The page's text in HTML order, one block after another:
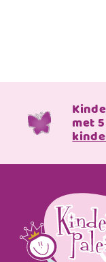
met